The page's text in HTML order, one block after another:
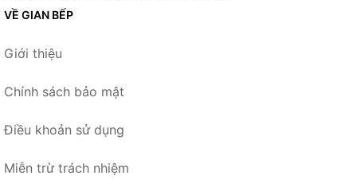
VỀ GIAN BẾP
Giới thiệu
Chính sách bảo mật
Điều khoản sử dụng
Miễn trừ trách nhiệm